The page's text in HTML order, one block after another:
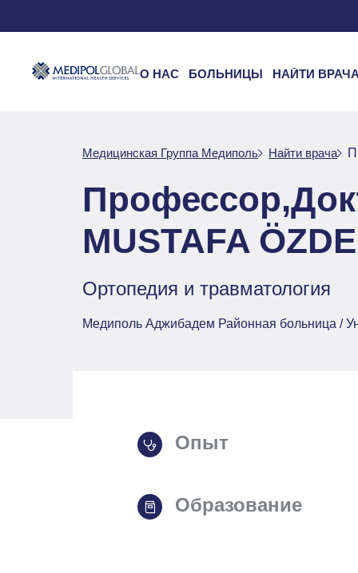
О НАС БОЛЬНИЦЫ НАЙТИ ВРАЧА
Медицинская Группа Медиполь Найти врача
MUSTAFA
Ортопедия и травматология
Медиполь Аджибадем Районная больница /
Опыт
Образование